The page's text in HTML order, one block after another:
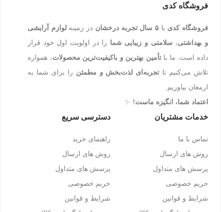
فروشگاه کدی
فروشگاه کدی با۵ سال تجربه درخشان در زمینهلوازم آرایشی
و بهداشتی، سلامتی و زیبایی شما را در اولویت اول خود قرار
داده است. ما باتأمین بهترین و باکیفیت‌ترین محصولات، همواره
تلاش می‌کنیم تا تجربه‌ای لذت‌بخش و مطمئن را برای شما به
ارمغان بیاوریم.
اعتماد شما، انگیزه ماست! ✨
خدمات مشتریان
تماس با ما
روش های ارسال
پرسش های متداول
حریم خصوصی
شرایط و قوانین
دسترسی سریع
راهنمای خرید
روش های ارسال
پرسش های متداول
حریم خصوصی
شرایط و قوانین